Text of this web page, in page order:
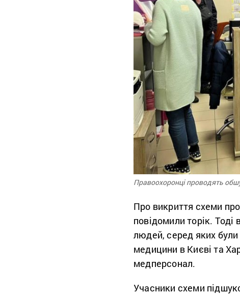
Правоохоронці проводять
Про викриття схеми
повідомили торік.
людей, серед яких були
медицини в Києві та
медперсонал.
Учасники схеми